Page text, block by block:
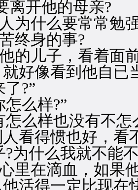
离开他的母亲?
什么要常常勉强
终身的事?
儿子，看着面前
好像看到他自已
?”
么样?”
样也没有不怎
看得惯也好，看
什么我就不能不
在滴血，如果他
活得一定比现在